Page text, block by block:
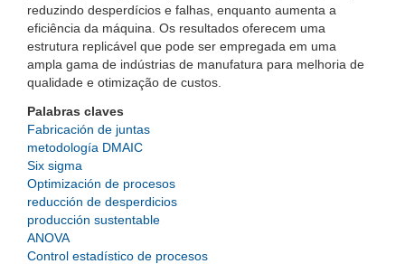
reduzindo desperdícios e falhas, enquanto aumenta a
eficiência da máquina. Os resultados oferecem uma
estrutura replicável que pode ser empregada em uma
ampla gama de indústrias de manufatura para melhoria de
qualidade e otimização de custos.
Palabras claves
Fabricación de juntas
metodología DMAIC
Six sigma
Optimización de procesos
reducción de desperdicios
producción sustentable
ANOVA
Control estadístico de procesos